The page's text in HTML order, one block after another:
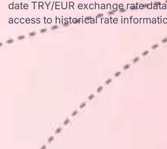
date TRY/EUR exchange rate
access to historical rate